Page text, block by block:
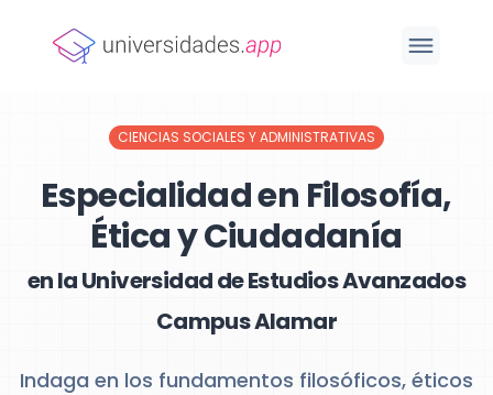
CIENCIAS SOCIALES Y ADMINISTRATIVAS
Especialidad en Filosofía,
Ética y Ciudadanía
en la Universidad de Estudios Avanzados
Campus Alamar
Indaga en los fundamentos filosóficos, éticos